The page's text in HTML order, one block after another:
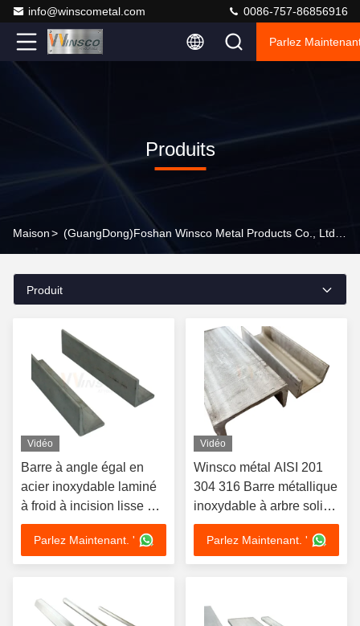
info@winscometal.com 0086-757-86856916
Parlez
Produits
Maison>
Produit
Vidéo
Barre à angle égal en
acier inoxydable laminé
à froid à incision lisse TP
201 304 316 en acier
inoxydable laminé à
chaud
Parlez Maintenant. '
Vidéo
Winsco métal AISI 201
304 316 Barre métallique
inoxydable à arbre solide
soudure en acier
inoxydable
Parlez Maintenant. '